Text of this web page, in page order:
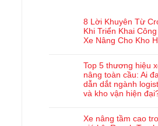
8 Lời Khuyên Từ
Khi Triển Khai
Xe Nâng Cho Kho
Top 5 thương hiệu
nâng toàn cầu: Ai
dẫn dắt ngành
và kho vận hiện
Xe nâng tầm cao